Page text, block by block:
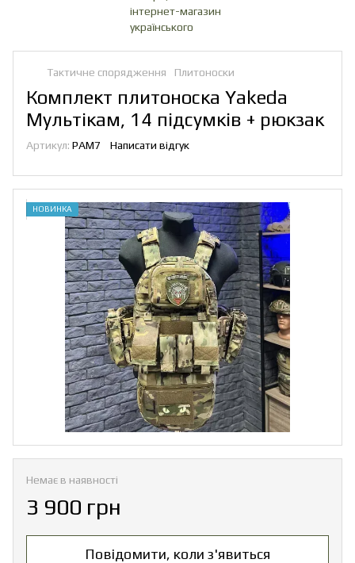
Тактичне спорядження Плитоноски
Комплект плитоноска Yakeda
Мультікам, 14 підсумків + рюкзак
Артикул: PAM7 Написати відгук
НОВИНКА
Немає в наявності
3 900 грн
Повідомити, коли з'явиться